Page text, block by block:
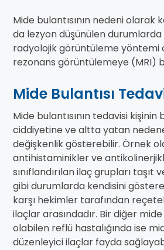
Mide bulantısının nedeni olarak
da lezyon düşünülen
radyolojik görüntüleme yöntemi
rezonans görüntülemeye (MRI)
Mide Bulantısı
Mide bulantısının tedavisi kişinin
ciddiyetine ve altta yatan
değişkenlik gösterebilir. Örnek
antihistaminikler ve
sınıflandırılan ilaç grupları taşıt
gibi durumlarda kendisini
karşı hekimler tarafından
ilaçlar arasındadır. Bir diğer
olabilen reflü hastalığında ise
düzenleyici ilaçlar fayda